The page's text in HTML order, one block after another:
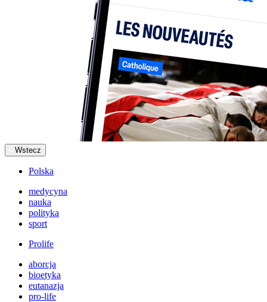
Wstecz
Polska
medycyna
nauka
polityka
sport
Prolife
aborcja
bioetyka
eutanazja
pro-life